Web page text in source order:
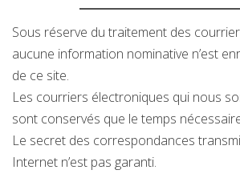
Sous réserve du traitement des
aucune information nominative n’est
de ce site.
Les courriers électroniques qui nous
sont conservés que le temps
Le secret des correspondances
Internet n’est pas garanti.